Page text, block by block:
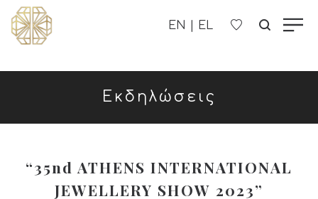
ΠΑΙΔΙΚΑ
Εκδηλώσεις
“35nd ATHENS INTERNATIONAL
JEWELLERY SHOW 2023”